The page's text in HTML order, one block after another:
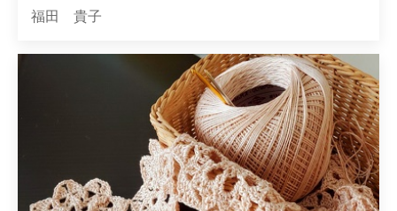
福田 貴子